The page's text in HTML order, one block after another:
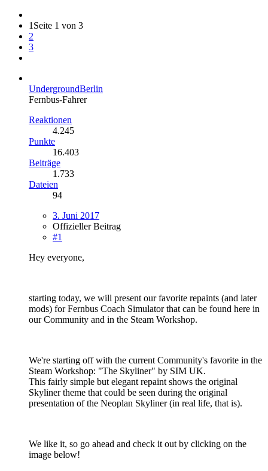
1 Seite 1 von 3
2
3
UndergroundBerlin
Fernbus-Fahrer
Reaktionen
4.245
Punkte
16.403
Beiträge
1.733
Dateien
94
3. Juni 2017
Offizieller Beitrag
#1
Hey everyone,
starting today, we will present our favorite repaints (and later
mods) for Fernbus Coach Simulator that can be found here in
our Community and in the Steam Workshop.
We're starting off with the current Community's favorite in the
Steam Workshop: "The Skyliner" by SIM UK.
This fairly simple but elegant repaint shows the original
Skyliner theme that could be seen during the original
presentation of the Neoplan Skyliner (in real life, that is).
We like it, so go ahead and check it out by clicking on the
image below!